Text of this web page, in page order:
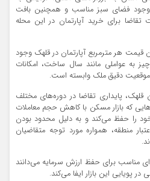
وجود فضای سبز مناسب و همچنین بافت
برای خرید آپارتمان در این محله
قیمت هر مترمربع آپارتمان در قلهک وجود
به عواملی مانند سال ساخت، امکانات
دقیق ملک وابسته است.
پایداری تقاضا در دوره‌های مختلف
که بازار مسکن با کاهش حجم معاملات
را حفظ می‌کند و به دلیل محدود بودن
منطقه، همواره مورد توجه متقاضیان
مناسب برای حفظ ارزش سرمایه می‌دانند
پویایی این بازار ایفا می‌کند.